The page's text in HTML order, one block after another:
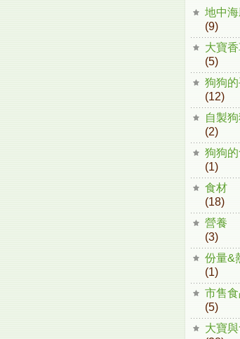
地中
(9)
大寶
(5)
狗狗
(12)
自製
(2)
狗狗
(1)
食材
(18)
營養
(3)
份量&
(1)
市售
(5)
大寶